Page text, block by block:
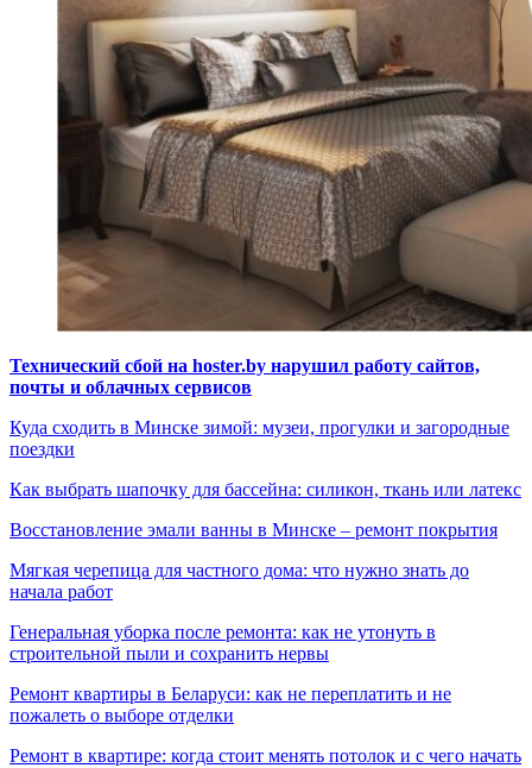
Технический сбой на hoster.by нарушил работу сайтов,
почты и облачных сервисов
Куда сходить в Минске зимой: музеи, прогулки и загородные
поездки
Как выбрать шапочку для бассейна: силикон, ткань или латекс
Восстановление эмали ванны в Минске – ремонт покрытия
Мягкая черепица для частного дома: что нужно знать до
начала работ
Генеральная уборка после ремонта: как не утонуть в
строительной пыли и сохранить нервы
Ремонт квартиры в Беларуси: как не переплатить и не
пожалеть о выборе отделки
Ремонт в квартире: когда стоит менять потолок и с чего начать